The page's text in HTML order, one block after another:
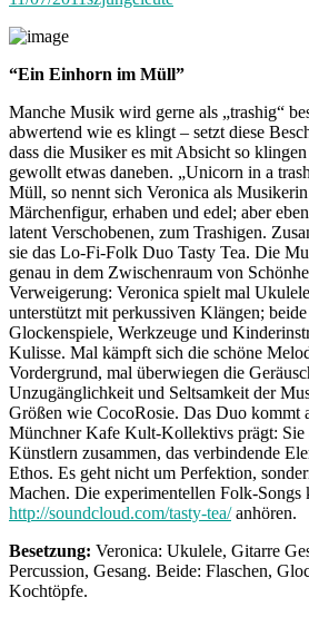
“Ein Einhorn im Müll”
Manche Musik wird gerne als „trashig“
abwertend wie es klingt – setzt diese
dass die Musiker es mit Absicht so
gewollt etwas daneben. „Unicorn in a
Müll, so nennt sich Veronica als
Märchenfigur, erhaben und edel; aber
latent Verschobenen, zum Trashigen.
sie das Lo-Fi-Folk Duo Tasty Tea. Die
genau in dem Zwischenraum von
Verweigerung: Veronica spielt mal
unterstützt mit perkussiven Klängen;
Glockenspiele, Werkzeuge und
Kulisse. Mal kämpft sich die schöne
Vordergrund, mal überwiegen die
Unzugänglichkeit und Seltsamkeit der
Größen wie CocoRosie. Das Duo kommt
Münchner Kafe Kult-Kollektivs prägt: Sie
Künstlern zusammen, das verbindende
Ethos. Es geht nicht um Perfektion,
Machen. Die experimentellen Folk-Songs
http://soundcloud.com/tasty-tea/anhören.
Besetzung: Veronica: Ukulele, Gitarre
Percussion, Gesang. Beide: Flaschen,
Kochtöpfe.